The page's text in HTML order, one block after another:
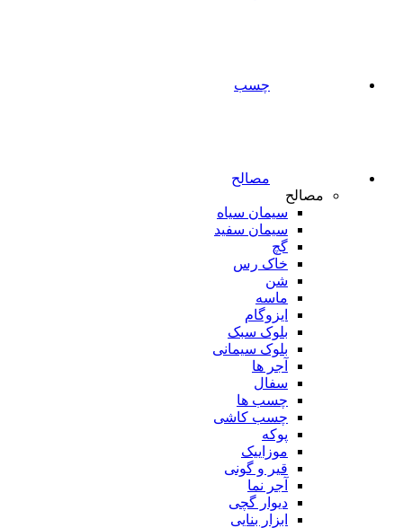
چسب
مصالح
مصالح
سیمان سیاه
سیمان سفید
گچ
خاک رس
شن
ماسه
ایزوگام
بلوک سبک
بلوک سیمانی
آجر ها
سفال
چسب ها
چسب کاشی
پوکه
موزاییک
قیر و گونی
آجر نما
دیوار گچی
ابزار بنایی